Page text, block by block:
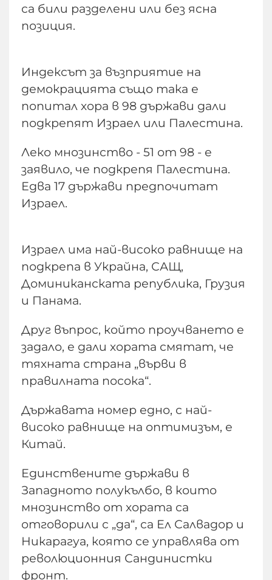
са били разделени или без ясна
позиция.
Индексът за възприятие на
демокрацията също така е
попитал хора в 98 държави дали
подкрепят Израел или Палестина.
Леко мнозинство - 51 от 98 - е
заявило, че подкрепя Палестина.
Едва 17 държави предпочитат
Израел.
Израел има най-високо равнище на
подкрепа в Украйна, САЩ,
Доминиканската република, Грузия
и Панама.
Друг въпрос, който проучването е
задало, е дали хората смятат, че
тяхната страна „върви в
правилната посока“.
Държавата номер едно, с най-
високо равнище на оптимизъм, е
Китай.
Единствените държави в
Западното полукълбо, в които
мнозинство от хората са
отговорили с „да“, са Ел Салвадор и
Никарагуа, която се управлява от
революционния Сандинистки
фронт.